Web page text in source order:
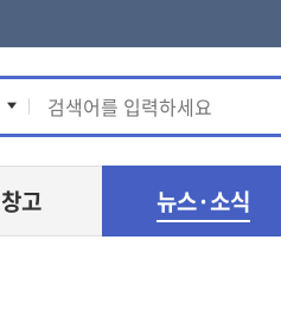
통
합
검
고 뉴스·소식